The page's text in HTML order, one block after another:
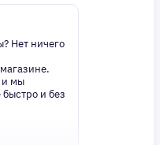
Нет ничего
и мы
и без